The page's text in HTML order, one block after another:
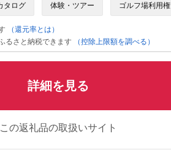
タログ 体験・ツアー ゴルフ場利用権
（還元率とは）
るさと納税できます
（控除上限額を調べる）
詳細を見る
この返礼品の取扱いサイト